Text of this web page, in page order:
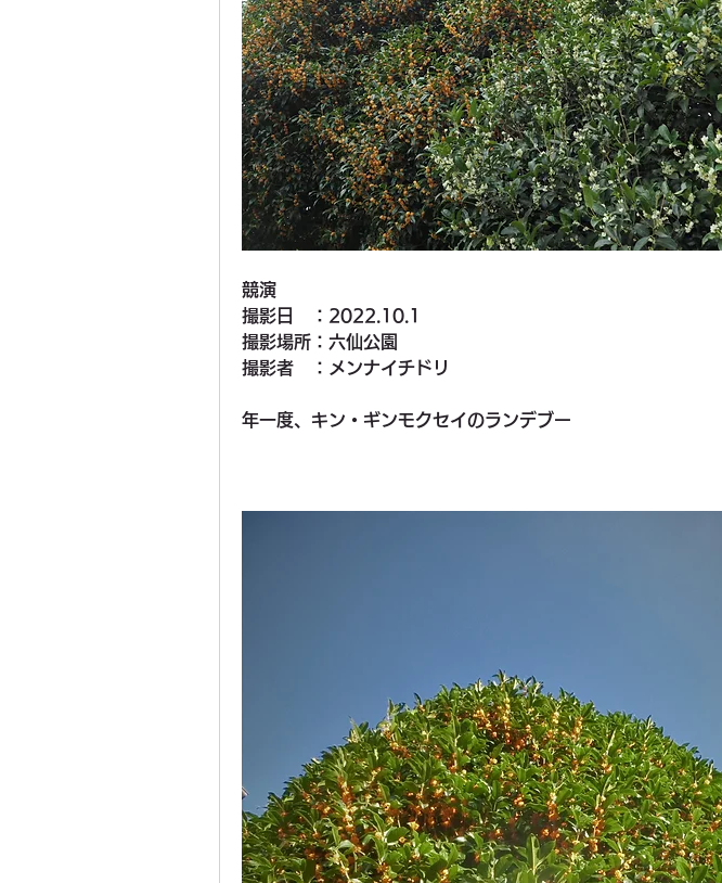
競演
撮影日　：2022.10.1
撮影場所：六仙公園
撮影者　：メンナイチドリ
年一度、キン・ギンモクセイのランデブー